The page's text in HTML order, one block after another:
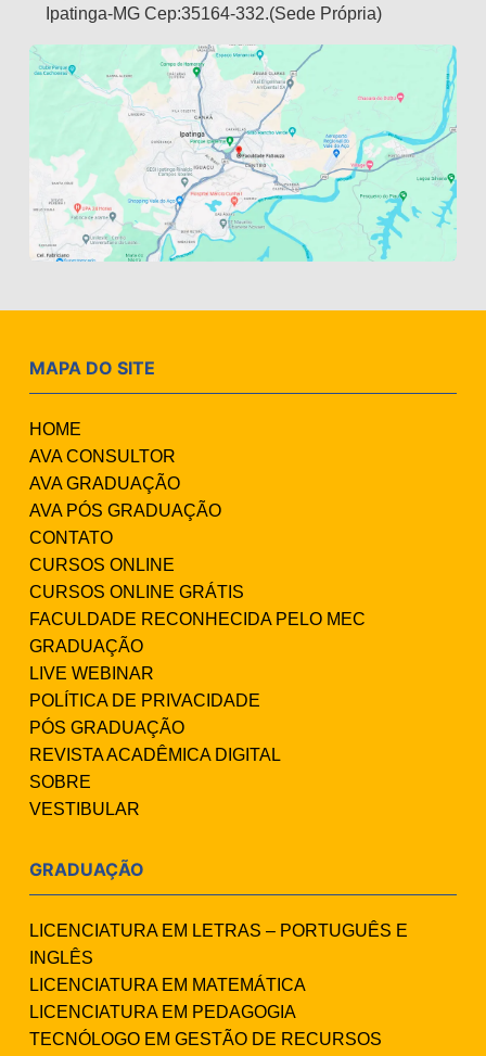
Ipatinga-MG Cep:35164-332.(Sede Própria)
MAPA DO SITE
HOME
AVA CONSULTOR
AVA GRADUAÇÃO
AVA PÓS GRADUAÇÃO
CONTATO
CURSOS ONLINE
CURSOS ONLINE GRÁTIS
FACULDADE RECONHECIDA PELO MEC
GRADUAÇÃO
LIVE WEBINAR
POLÍTICA DE PRIVACIDADE
PÓS GRADUAÇÃO
REVISTA ACADÊMICA DIGITAL
SOBRE
VESTIBULAR
GRADUAÇÃO
LICENCIATURA EM LETRAS – PORTUGUÊS E
INGLÊS
LICENCIATURA EM MATEMÁTICA
LICENCIATURA EM PEDAGOGIA
TECNÓLOGO EM GESTÃO DE RECURSOS